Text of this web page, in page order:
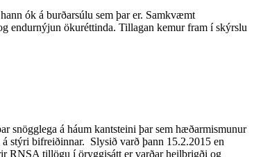
ók á burðarsúlu sem þar er. Samkvæmt
endurnýjun ökuréttinda. Tillagan kemur fram í skýrslu
snögglega á háum kantsteini þar sem hæðarmismunur
stýri bifreiðinnar. Slysið varð þann 15.2.2015 en
RNSA tillögu í öryggisátt er varðar heilbrigði og